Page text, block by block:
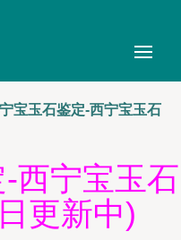
宝玉石鉴定-西宁宝玉石
西宁宝玉石
更新中)